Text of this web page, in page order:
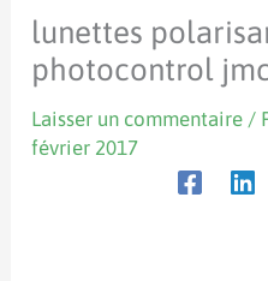
lunettes
photocontrol
Laisser un commentaire /
février 2017